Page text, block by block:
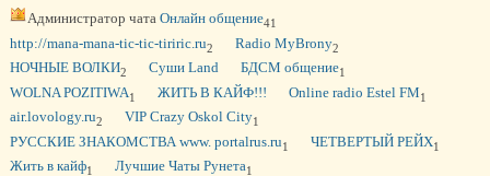
Администратор чата Онлайн общение41
http://mana-mana-tic-tic-tiriric.ru2 Radio MyBrony2
НОЧНЫЕ ВОЛКИ2 Суши Land БДСМ общение1
WOLNA POZITIWA1 ЖИТЬ В КАЙФ!!! Online radio Estel FM1
air.lovology.ru2 VIP Crazy Oskol City1
РУССКИЕ ЗНАКОМСТВА www. portalrus.ru1 ЧЕТВЕРТЫЙ РЕЙХ1
Жить в кайф1 Лучшие Чаты Рунета1